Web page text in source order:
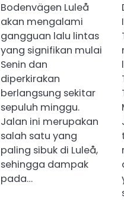
Bodenvägen Luleå
akan mengalami
gangguan lalu lintas
yang signifikan mulai
Senin dan
diperkirakan
berlangsung sekitar
sepuluh minggu.
Jalan ini merupakan
salah satu yang
paling sibuk di Luleå,
sehingga dampak
pada…